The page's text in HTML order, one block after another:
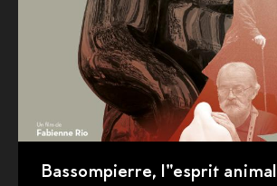
Bassompierre, l"esprit animal